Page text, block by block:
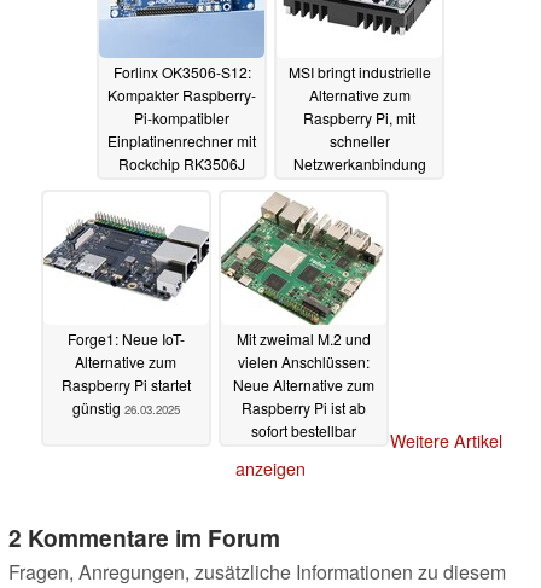
Forlinx OK3506-S12:
Kompakter Raspberry-
Pi-kompatibler
Einplatinenrechner mit
Rockchip RK3506J
MSI bringt industrielle
Alternative zum
Raspberry Pi, mit
schneller
Netzwerkanbindung
Forge1: Neue IoT-
Alternative zum
Raspberry Pi startet
günstig 26.03.2025
Mit zweimal M.2 und
vielen Anschlüssen:
Neue Alternative zum
Raspberry Pi ist ab
sofort bestellbar
Weitere Artikel
anzeigen
2 Kommentare im Forum
Fragen, Anregungen, zusätzliche Informationen zu diesem